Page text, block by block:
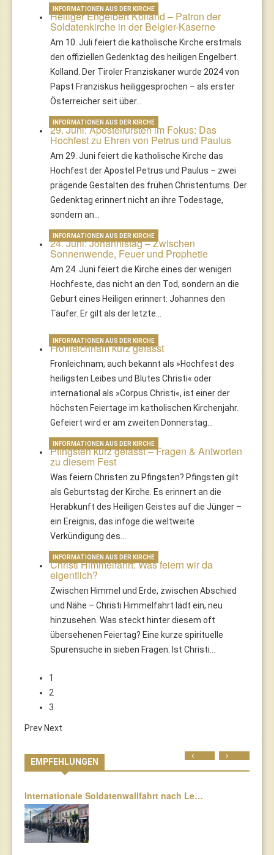
Heiliger Engelbert Kolland – Patron der
Soldatenkirche in der Belgier-Kaserne
Am 10. Juli feiert die katholische Kirche erstmals
den offiziellen Gedenktag des heiligen Engelbert
Kolland. Der Tiroler Franziskaner wurde 2024 von
Papst Franziskus heiliggesprochen – als erster
Österreicher seit über…
INFORMATIONEN AUS DER KIRCHE
29. Juni: Apostelfürsten im Fokus: Das
Hochfest zu Ehren von Petrus und Paulus
Am 29. Juni feiert die katholische Kirche das
Hochfest der Apostel Petrus und Paulus – zwei
prägende Gestalten des frühen Christentums. Der
Gedenktag erinnert nicht an ihre Todestage,
sondern an…
INFORMATIONEN AUS DER KIRCHE
24. Juni: Johannistag – Zwischen
Sonnenwende, Feuer und Prophetie
Am 24. Juni feiert die Kirche eines der wenigen
Hochfeste, das nicht an den Tod, sondern an die
Geburt eines Heiligen erinnert: Johannes den
Täufer. Er gilt als der letzte…
INFORMATIONEN AUS DER KIRCHE
Fronleichnam kurz gefasst
Fronleichnam, auch bekannt als »Hochfest des
heiligsten Leibes und Blutes Christi« oder
international als »Corpus Christi«, ist einer der
höchsten Feiertage im katholischen Kirchenjahr.
Gefeiert wird er am zweiten Donnerstag…
INFORMATIONEN AUS DER KIRCHE
Pfingsten kurz gefasst – Fragen & Antworten
zu diesem Fest
Was feiern Christen zu Pfingsten? Pfingsten gilt
als Geburtstag der Kirche. Es erinnert an die
Herabkunft des Heiligen Geistes auf die Jünger –
ein Ereignis, das infoge die weltweite
Verkündigung des…
INFORMATIONEN AUS DER KIRCHE
Christi Himmelfahrt: Was feiern wir da
eigentlich?
Zwischen Himmel und Erde, zwischen Abschied
und Nähe – Christi Himmelfahrt lädt ein, neu
hinzusehen. Was steckt hinter diesem oft
übersehenen Feiertag? Eine kurze spirituelle
Spurensuche in sieben Fragen. Ist Christi…
INFORMATIONEN AUS DER KIRCHE
1
2
3
Prev Next
EMPFEHLUNGEN
Internationale Soldatenwallfahrt nach Le…